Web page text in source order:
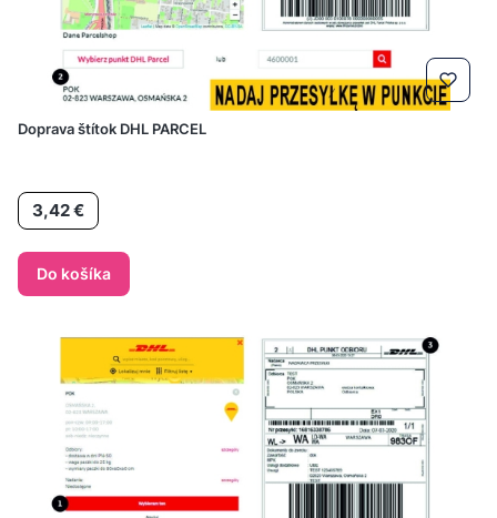
Doprava štítok DHL PARCEL
Cena
3,42 €
Do košíka